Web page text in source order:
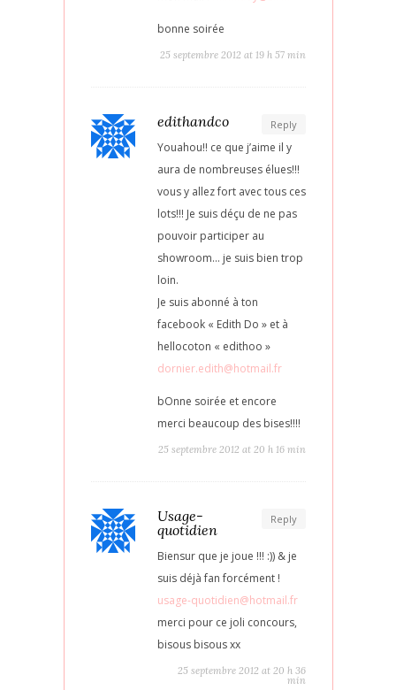
bonne soirée
25 septembre 2012 at 19 h 57 min
Reply
edithandco
Youahou!! ce que j’aime il y
aura de nombreuses élues!!!
vous y allez fort avec tous ces
lots!!! Je suis déçu de ne pas
pouvoir participer au
showroom… je suis bien trop
loin.
Je suis abonné à ton
facebook « Edith Do » et à
hellocoton « edithoo »
dornier.edith@hotmail.fr
bOnne soirée et encore
merci beaucoup des bises!!!!
25 septembre 2012 at 20 h 16 min
Reply
Usage-
quotidien
Biensur que je joue !!! :)) & je
suis déjà fan forcément !
usage-quotidien@hotmail.fr
merci pour ce joli concours,
bisous bisous xx
25 septembre 2012 at 20 h 36
min